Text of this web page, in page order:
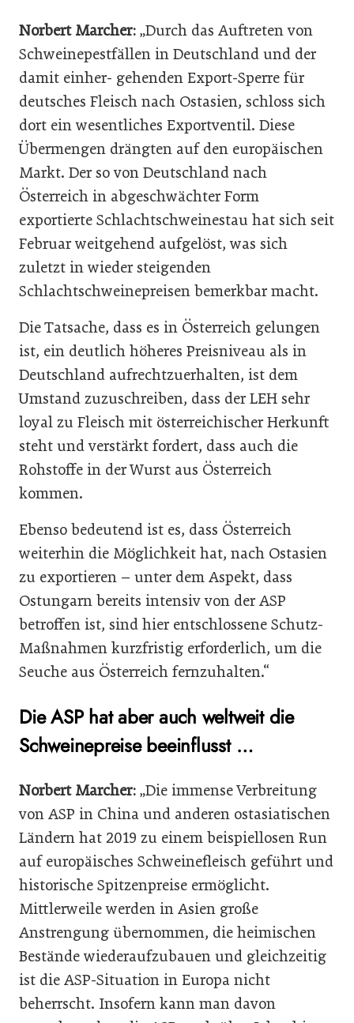
Norbert Marcher: „Durch das Auftreten von
Schweinepestfällen in Deutschland und der
damit einher- gehenden Export-Sperre für
deutsches Fleisch nach Ostasien, schloss sich
dort ein wesentliches Exportventil. Diese
Übermengen drängten auf den europäischen
Markt. Der so von Deutschland nach
Österreich in abgeschwächter Form
exportierte Schlachtschweinestau hat sich seit
Februar weitgehend aufgelöst, was sich
zuletzt in wieder steigenden
Schlachtschweinepreisen bemerkbar macht.
Die Tatsache, dass es in Österreich gelungen
ist, ein deutlich höheres Preisniveau als in
Deutschland aufrechtzuerhalten, ist dem
Umstand zuzuschreiben, dass der LEH sehr
loyal zu Fleisch mit österreichischer Herkunft
steht und verstärkt fordert, dass auch die
Rohstoffe in der Wurst aus Österreich
kommen.
Ebenso bedeutend ist es, dass Österreich
weiterhin die Möglichkeit hat, nach Ostasien
zu exportieren – unter dem Aspekt, dass
Ostungarn bereits intensiv von der ASP
betroffen ist, sind hier entschlossene Schutz-
Maßnahmen kurzfristig erforderlich, um die
Seuche aus Österreich fernzuhalten.“
Die ASP hat aber auch weltweit die
Schweinepreise beeinflusst …
Norbert Marcher: „Die immense Verbreitung
von ASP in China und anderen ostasiatischen
Ländern hat 2019 zu einem beispiellosen Run
auf europäisches Schweinefleisch geführt und
historische Spitzenpreise ermöglicht.
Mittlerweile werden in Asien große
Anstrengung übernommen, die heimischen
Bestände wiederaufzubauen und gleichzeitig
ist die ASP-Situation in Europa nicht
beherrscht. Insofern kann man davon